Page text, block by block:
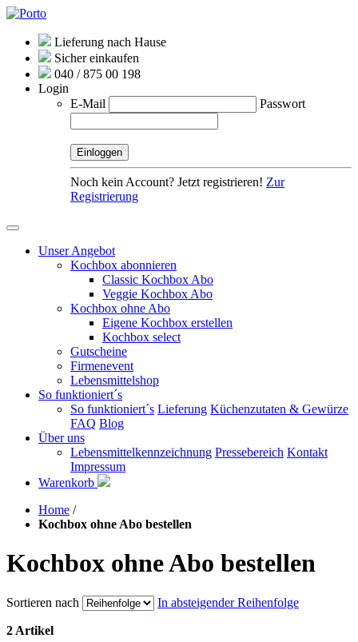
Lieferung nach Hause
Sicher einkaufen
040 / 875 00 198
Login
E-Mail
Passwort
Noch kein Account? Jetzt registrieren! Zur
Registrierung
Unser Angebot
Kochbox abonnieren
Classic Kochbox Abo
Veggie Kochbox Abo
Kochbox ohne Abo
Eigene Kochbox erstellen
Kochbox select
Gutscheine
Firmenevent
Lebensmittelshop
So funktioniert´s
So funktioniert´s Lieferung Küchenzutaten & Gewürze
FAQ Blog
Über uns
Lebensmittelkennzeichnung Pressebereich Kontakt
Impressum
Warenkorb
Home /
Kochbox ohne Abo bestellen
Kochbox ohne Abo bestellen
Sortieren nach In absteigender Reihenfolge
2 Artikel